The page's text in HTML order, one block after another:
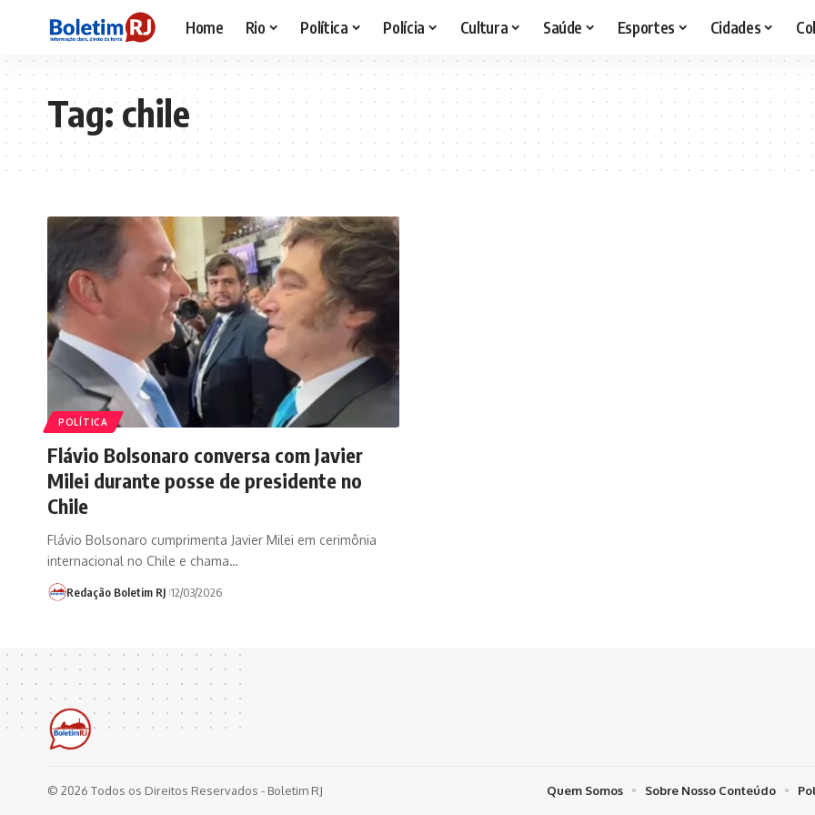
Home Rio Política Polícia Cultura Saúde Esportes Cidades
Tag:chile
POLÍTICA
Flávio Bolsonaro conversa com Javier
Milei durante posse de presidente no
Chile
Flávio Bolsonaro cumprimenta Javier Milei em cerimônia
internacional no Chile e chama…
Redação Boletim RJ 12/03/2026
© 2026 Todos os Direitos Reservados - Boletim RJ Quem Somos Sobre Nosso Conteúdo